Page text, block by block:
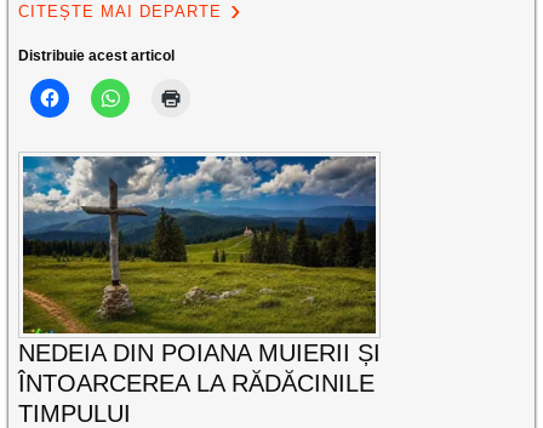
CITEȘTE MAI DEPARTE
Distribuie acest articol
NEDEIA DIN POIANA MUIERII ȘI
ÎNTOARCEREA LA RĂDĂCINILE
TIMPULUI